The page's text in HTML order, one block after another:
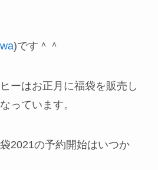
)です＾＾
ーはお正月に福袋を販売し
っています。
2021の予約開始はいつか